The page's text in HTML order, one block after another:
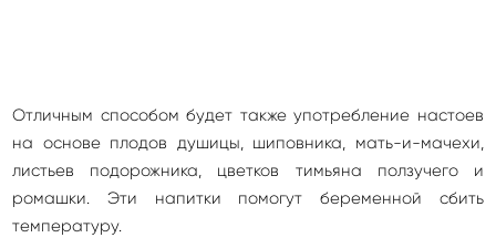
Отличным способом будет также употребление настоев
на основе плодов душицы, шиповника, мать-и-мачехи,
листьев подорожника, цветков тимьяна ползучего и
ромашки. Эти напитки помогут беременной сбить
температуру.